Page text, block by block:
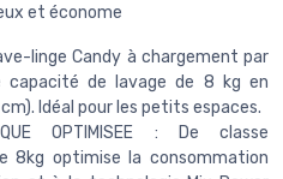
et économe
linge Candy à chargement par
capacité de lavage de 8 kg en
Idéal pour les petits espaces.
OPTIMISEE : De classe
8kg optimise la consommation